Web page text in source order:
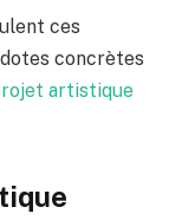
ces
concrètes
artistique